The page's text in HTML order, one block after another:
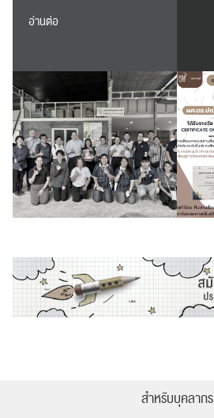
อ่านต่อ
สำหรับบุคลากร